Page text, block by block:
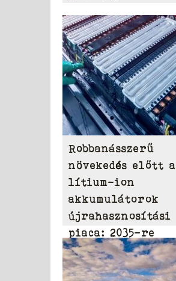
Robbanásszerű
növekedés előtt a
lítium-ion
akkumulátorok
újrahasznosítási
piaca: 2035-re
elérheti a 31,95
milliárd dollárt